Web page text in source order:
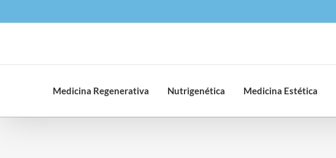
al
Medicina Regenerativa Nutrigenética Medicina Estética